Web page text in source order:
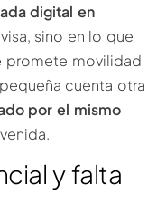
digital en
sino en lo que
promete movilidad
cuenta otra
por el mismo
y falta